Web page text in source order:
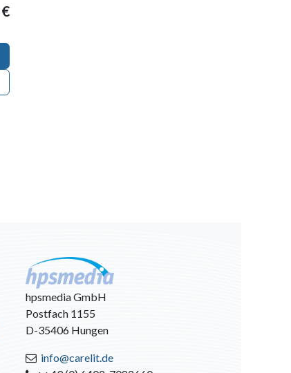
€
hpsmedia GmbH
Postfach 1155
D-35406 Hungen
info@carelit.de